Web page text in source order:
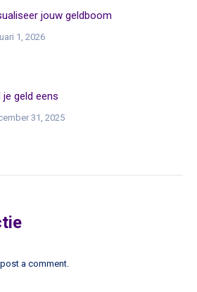
jouw geldboom
1, 2026
je geld eens
31, 2025
a comment.